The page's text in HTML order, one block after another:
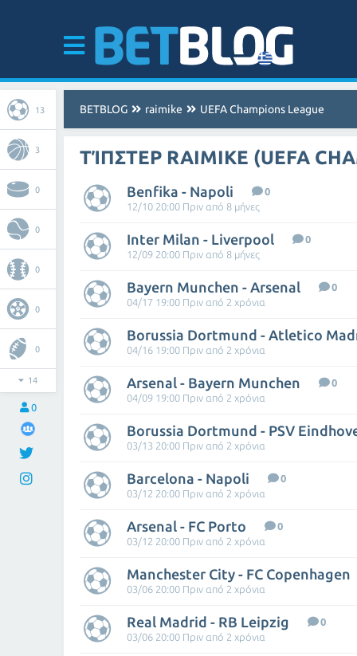
13
3
0
0
0
0
0
14
0
BETBLOG raimike UEFA Champions League
ΤΊΠΣΤΕΡ RAIMIKE (UEFA
Benfika - Napoli
0
12/10 20:00 Πριν από 8 μήνες
Inter Milan - Liverpool
0
12/09 20:00 Πριν από 8 μήνες
Bayern Munchen - Arsenal
0
04/17 19:00 Πριν από 2 χρόνια
Borussia Dortmund - Atletico
04/16 19:00 Πριν από 2 χρόνια
Arsenal - Bayern Munchen
0
04/09 19:00 Πριν από 2 χρόνια
Borussia Dortmund - PSV
03/13 20:00 Πριν από 2 χρόνια
Barcelona - Napoli
0
03/12 20:00 Πριν από 2 χρόνια
Arsenal - FC Porto
0
03/12 20:00 Πριν από 2 χρόνια
Manchester City - FC Copenhagen
03/06 20:00 Πριν από 2 χρόνια
Real Madrid - RB Leipzig
0
03/06 20:00 Πριν από 2 χρόνια